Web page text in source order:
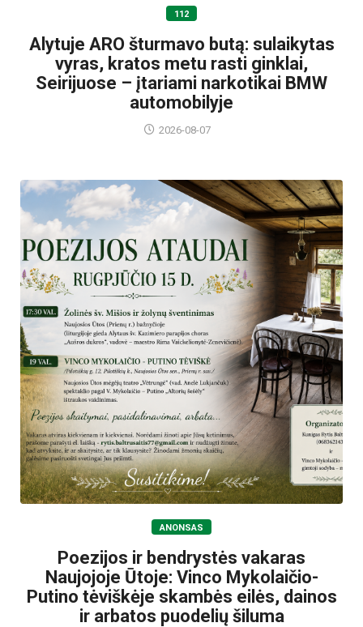
112
Alytuje ARO šturmavo butą: sulaikytas
vyras, kratos metu rasti ginklai,
Seirijuose – įtariami narkotikai BMW
automobilyje
2026-08-07
ANONSAS
Poezijos ir bendrystės vakaras
Naujojoje Ūtoje: Vinco Mykolaičio-
Putino tėviškėje skambės eilės, dainos
ir arbatos puodelių šiluma